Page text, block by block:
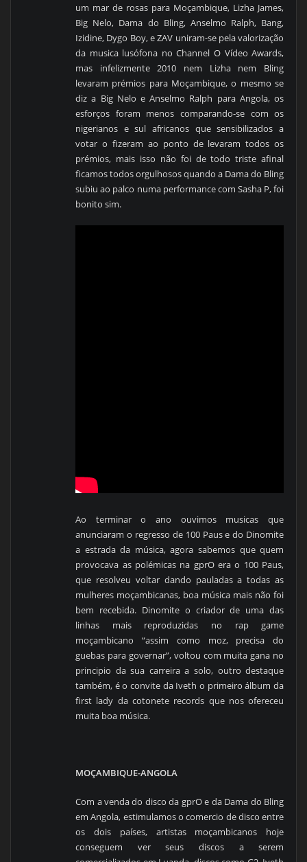
um mar de rosas para Moçambique, Lizha James,
Big Nelo, Dama do Bling, Anselmo Ralph, Bang,
Izidine, Dygo Boy, e ZAV uniram-se pela valorização
da musica lusófona no Channel O Vídeo Awards,
mas infelizmente 2010 nem Lizha nem Bling
levaram prémios para Moçambique, o mesmo se
diz a Big Nelo e Anselmo Ralph para Angola, os
esforços foram menos comparando-se com os
nigerianos e sul africanos que sensibilizados a
votar o fizeram ao ponto de levaram todos os
prémios, mais isso não foi de todo triste afinal
ficamos todos orgulhosos quando a Dama do Bling
subiu ao palco numa performance com Sasha P, foi
bonito sim.
Ao terminar o ano ouvimos musicas que
anunciaram o regresso de 100 Paus e do Dinomite
a estrada da música, agora sabemos que quem
provocava as polémicas na gprO era o 100 Paus,
que resolveu voltar dando pauladas a todas as
mulheres moçambicanas, boa música mais não foi
bem recebida. Dinomite o criador de uma das
linhas mais reproduzidas no rap game
moçambicano “assim como moz, precisa do
guebas para governar”, voltou com muita gana no
principio da sua carreira a solo, outro destaque
também, é o convite da Iveth o primeiro álbum da
first lady da cotonete records que nos ofereceu
muita boa música.
MOÇAMBIQUE-ANGOLA
Com a venda do disco da gprO e da Dama do Bling
em Angola, estimulamos o comercio de disco entre
os dois países, artistas moçambicanos hoje
conseguem ver seus discos a serem